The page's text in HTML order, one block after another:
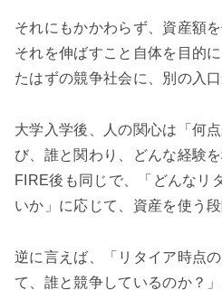
それにもかかわらず、資産額
それを伸ばすこと自体を目的
たはずの競争社会に、別の入
大学入学後、人の関心は「何
び、誰と関わり、どんな経験
FIRE後も同じで、「どんなリ
いか」に応じて、資産を使う
逆に言えば、「リタイア時点
て、誰と競争しているのか？